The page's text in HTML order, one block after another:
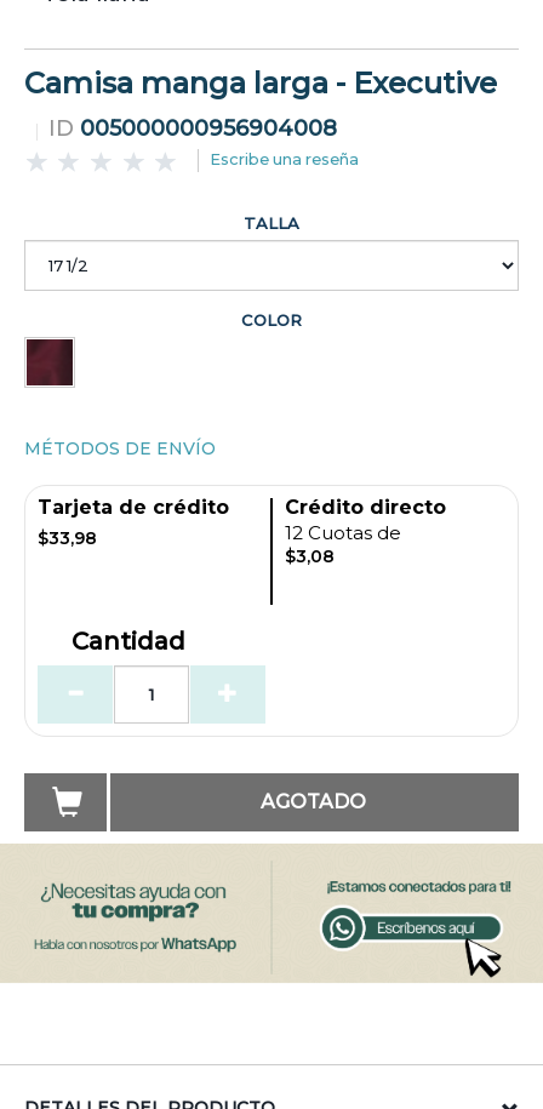
Camisa manga larga - Executive
ID 005000000956904008
Escribe una reseña
TALLA
COLOR
MÉTODOS DE ENVÍO
Tarjeta de crédito
$33,98
Crédito directo
12 Cuotas de
$3,08
Cantidad
AGOTADO